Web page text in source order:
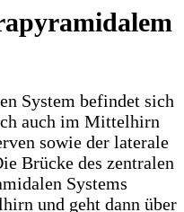
System befindet sich
auch im Mittelhirn
sowie der laterale
Brücke des zentralen
Systems
und geht dann über